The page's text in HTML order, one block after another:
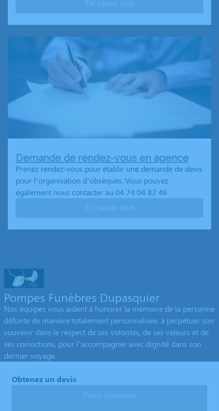
Demande de rendez-vous en agence
Prenez rendez-vous pour établir une demande de devis
pour l’organisation d’obsèques. Vous pouvez
également nous contacter au 04 74 04 82 46
Pompes Funèbres Dupasquier
Nos équipes vous aident à honorer la mémoire de la personne
défunte de manière totalement personnalisée, à perpétuer son
souvenir dans le respect de ses volontés, de ses valeurs et de
ses convictions, pour l’accompagner avec dignité dans son
dernier voyage.
Obtenez un devis